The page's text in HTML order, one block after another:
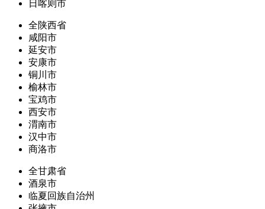
日喀则市
全陕西省
咸阳市
延安市
安康市
铜川市
榆林市
宝鸡市
西安市
渭南市
汉中市
商洛市
全甘肃省
酒泉市
临夏回族自治州